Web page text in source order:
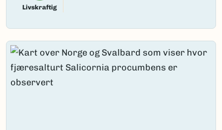
dolichostachya
herbaceavar.stricta
Bokmål:
fjæresalturt
Nynorsk:fjøresalturt
Livskraftig